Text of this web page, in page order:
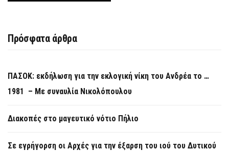
Πρόσφατα άρθρα
ΠΑΣΟΚ: εκδήλωση για την εκλογική νίκη του Ανδρέα το …
1981 – Με συναυλία Νικολόπουλου
Διακοπές στο μαγευτικό νότιο Πήλιο
Σε εγρήγορση οι Αρχές για την έξαρση του ιού του Δυτικού